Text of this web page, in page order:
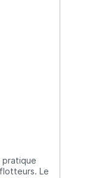
pratique
Le